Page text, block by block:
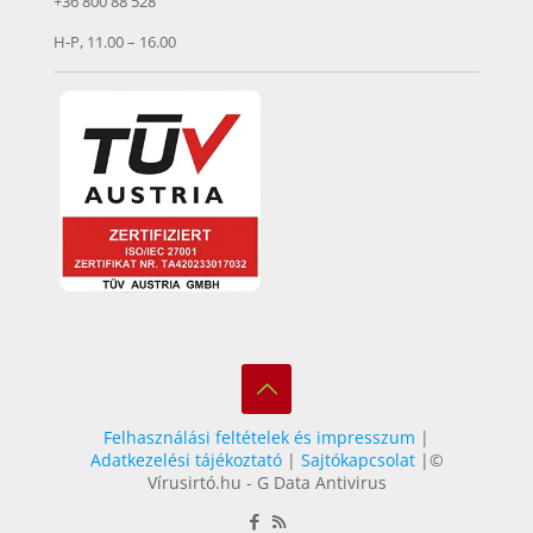
H-P, 11.00 – 16.00
Felhasználási feltételek és impresszum |
Adatkezelési tájékoztató| Sajtókapcsolat|©
Vírusirtó.hu - G Data Antivirus